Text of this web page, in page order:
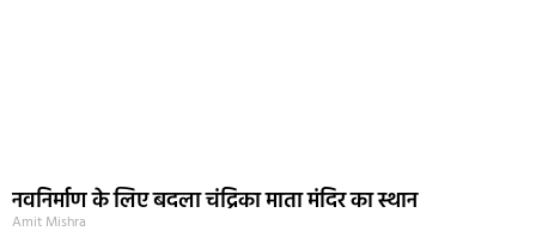
नवनिर्माण के लिए बदला चंद्रिका माता मंदिर का स्थान
Amit Mishra